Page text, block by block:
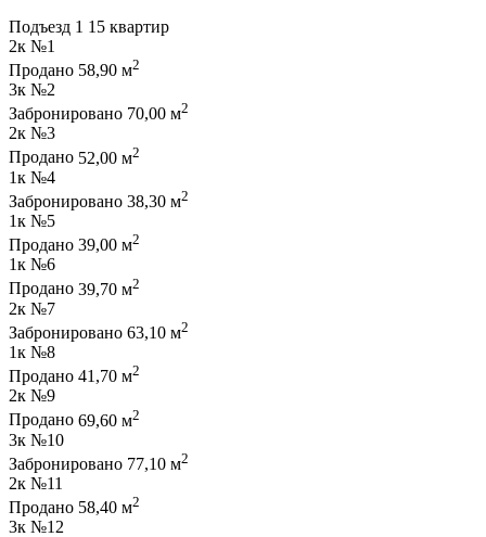
Подъезд 1 15 квартир
2к №1
Продано 58,90 м2
3к №2
Забронировано 70,00 м2
2к №3
Продано 52,00 м2
1к №4
Забронировано 38,30 м2
1к №5
Продано 39,00 м2
1к №6
Продано 39,70 м2
2к №7
Забронировано 63,10 м2
1к №8
Продано 41,70 м2
2к №9
Продано 69,60 м2
3к №10
Забронировано 77,10 м2
2к №11
Продано 58,40 м2
3к №12